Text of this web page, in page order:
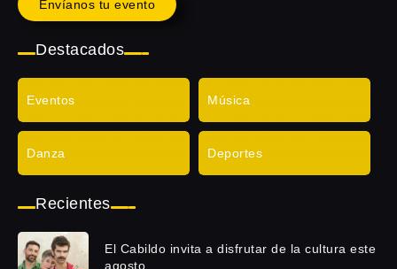
Envíanos tu evento
Destacados
Eventos Música
Danza Deportes
Recientes
El Cabildo invita a disfrutar de la cultura este
agosto